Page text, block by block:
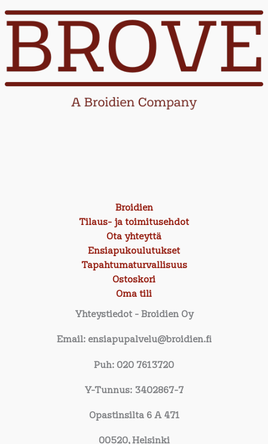
Broidien
Tilaus- ja toimitusehdot
Ota yhteyttä
Ensiapukoulutukset
Tapahtumaturvallisuus
Ostoskori
Oma tili
Yhteystiedot- Broidien Oy
Email: ensiapupalvelu@broidien.fi
Puh: 020 7613720
Y-Tunnus: 3402867-7
Opastinsilta 6 A 471
00520, Helsinki